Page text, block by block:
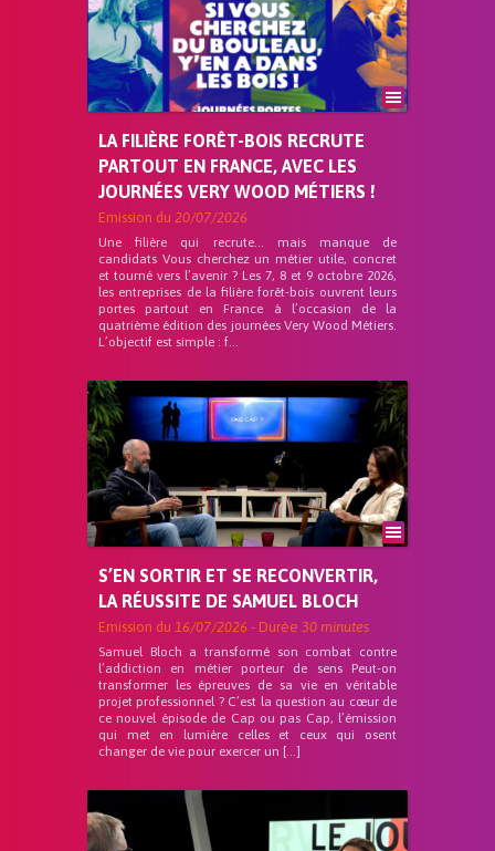
LA FILIÈRE FORÊT-BOIS RECRUTE
PARTOUT EN FRANCE, AVEC LES
JOURNÉES VERY WOOD MÉTIERS !
Emission du 20/07/2026
Une filière qui recrute… mais manque de
candidats Vous cherchez un métier utile, concret
et tourné vers l’avenir ? Les 7, 8 et 9 octobre 2026,
les entreprises de la filière forêt-bois ouvrent leurs
portes partout en France à l’occasion de la
quatrième édition des journées Very Wood Métiers.
L’objectif est simple : f...
S’EN SORTIR ET SE RECONVERTIR,
LA RÉUSSITE DE SAMUEL BLOCH
Emission du 16/07/2026 - Durée 30 minutes
Samuel Bloch a transformé son combat contre
l’addiction en métier porteur de sens Peut-on
transformer les épreuves de sa vie en véritable
projet professionnel ? C’est la question au cœur de
ce nouvel épisode de Cap ou pas Cap, l’émission
qui met en lumière celles et ceux qui osent
changer de vie pour exercer un […]